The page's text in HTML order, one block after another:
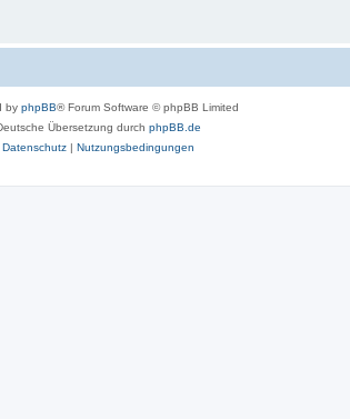
by phpBB® Forum Software © phpBB Limited
Übersetzung durch phpBB.de
Datenschutz| Nutzungsbedingungen